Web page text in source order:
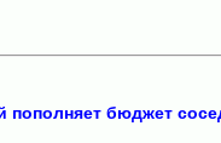
пополняет бюджет